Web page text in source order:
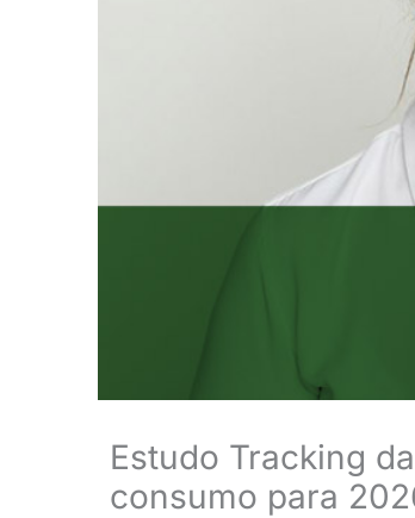
Estudo Tracking
consumo para